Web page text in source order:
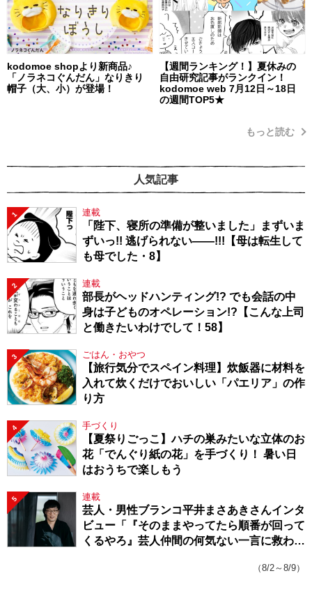
kodomoe shopより新商品♪
「ノラネコぐんだん」なりきり
帽子（大、小）が登場！
【週間ランキング！】夏休みの
自由研究記事がランクイン！
kodomoe web 7月12日～18日
の週間TOP5★
もっと読む
人気記事
1 連載
「陛下、寝所の準備が整いました」まずいま
ずいっ!! 逃げられない――!!!【母は転生して
も母でした・8】
2 連載
部長がヘッドハンティング!? でも会話の中
身は子どものオペレーション!?【こんな上司
と働きたいわけでして！58】
3 ごはん・おやつ
【旅行気分でスペイン料理】炊飯器に材料を
入れて炊くだけでおいしい「パエリア」の作
り方
4 手づくり
【夏祭りごっこ】ハチの巣みたいな立体のお
花「でんぐり紙の花」を手づくり！ 暑い日
はおうちで楽しもう
5 連載
芸人・男性ブランコ平井まさあきさんインタ
ビュー「『そのままやってたら順番が回って
くるやろ』芸人仲間の何気ない一言に救われ
（8/2～8/9）